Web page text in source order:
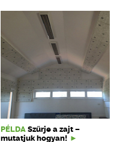
PÉLDA Szűrje a zajt –
mutatjuk hogyan!